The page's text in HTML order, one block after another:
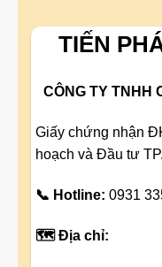
TIẾN
CÔNG TY TNHH
Giấy chứng nhận
hoạch và Đầu tư
📞 Hotline: 0931
🗺️ Địa chỉ: